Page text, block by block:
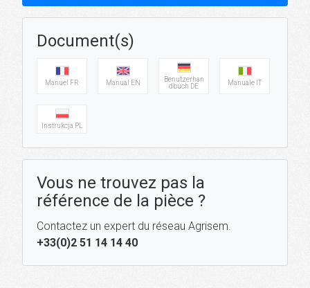
Document(s)
Manuel FR Manual EN
Benutzerhan
dbuch DE
Manuale IT
Instrukcja PL
Vous ne trouvez pas la
référence de la pièce ?
Contactez un expert du réseau Agrisem.
+33(0)2 51 14 14 40